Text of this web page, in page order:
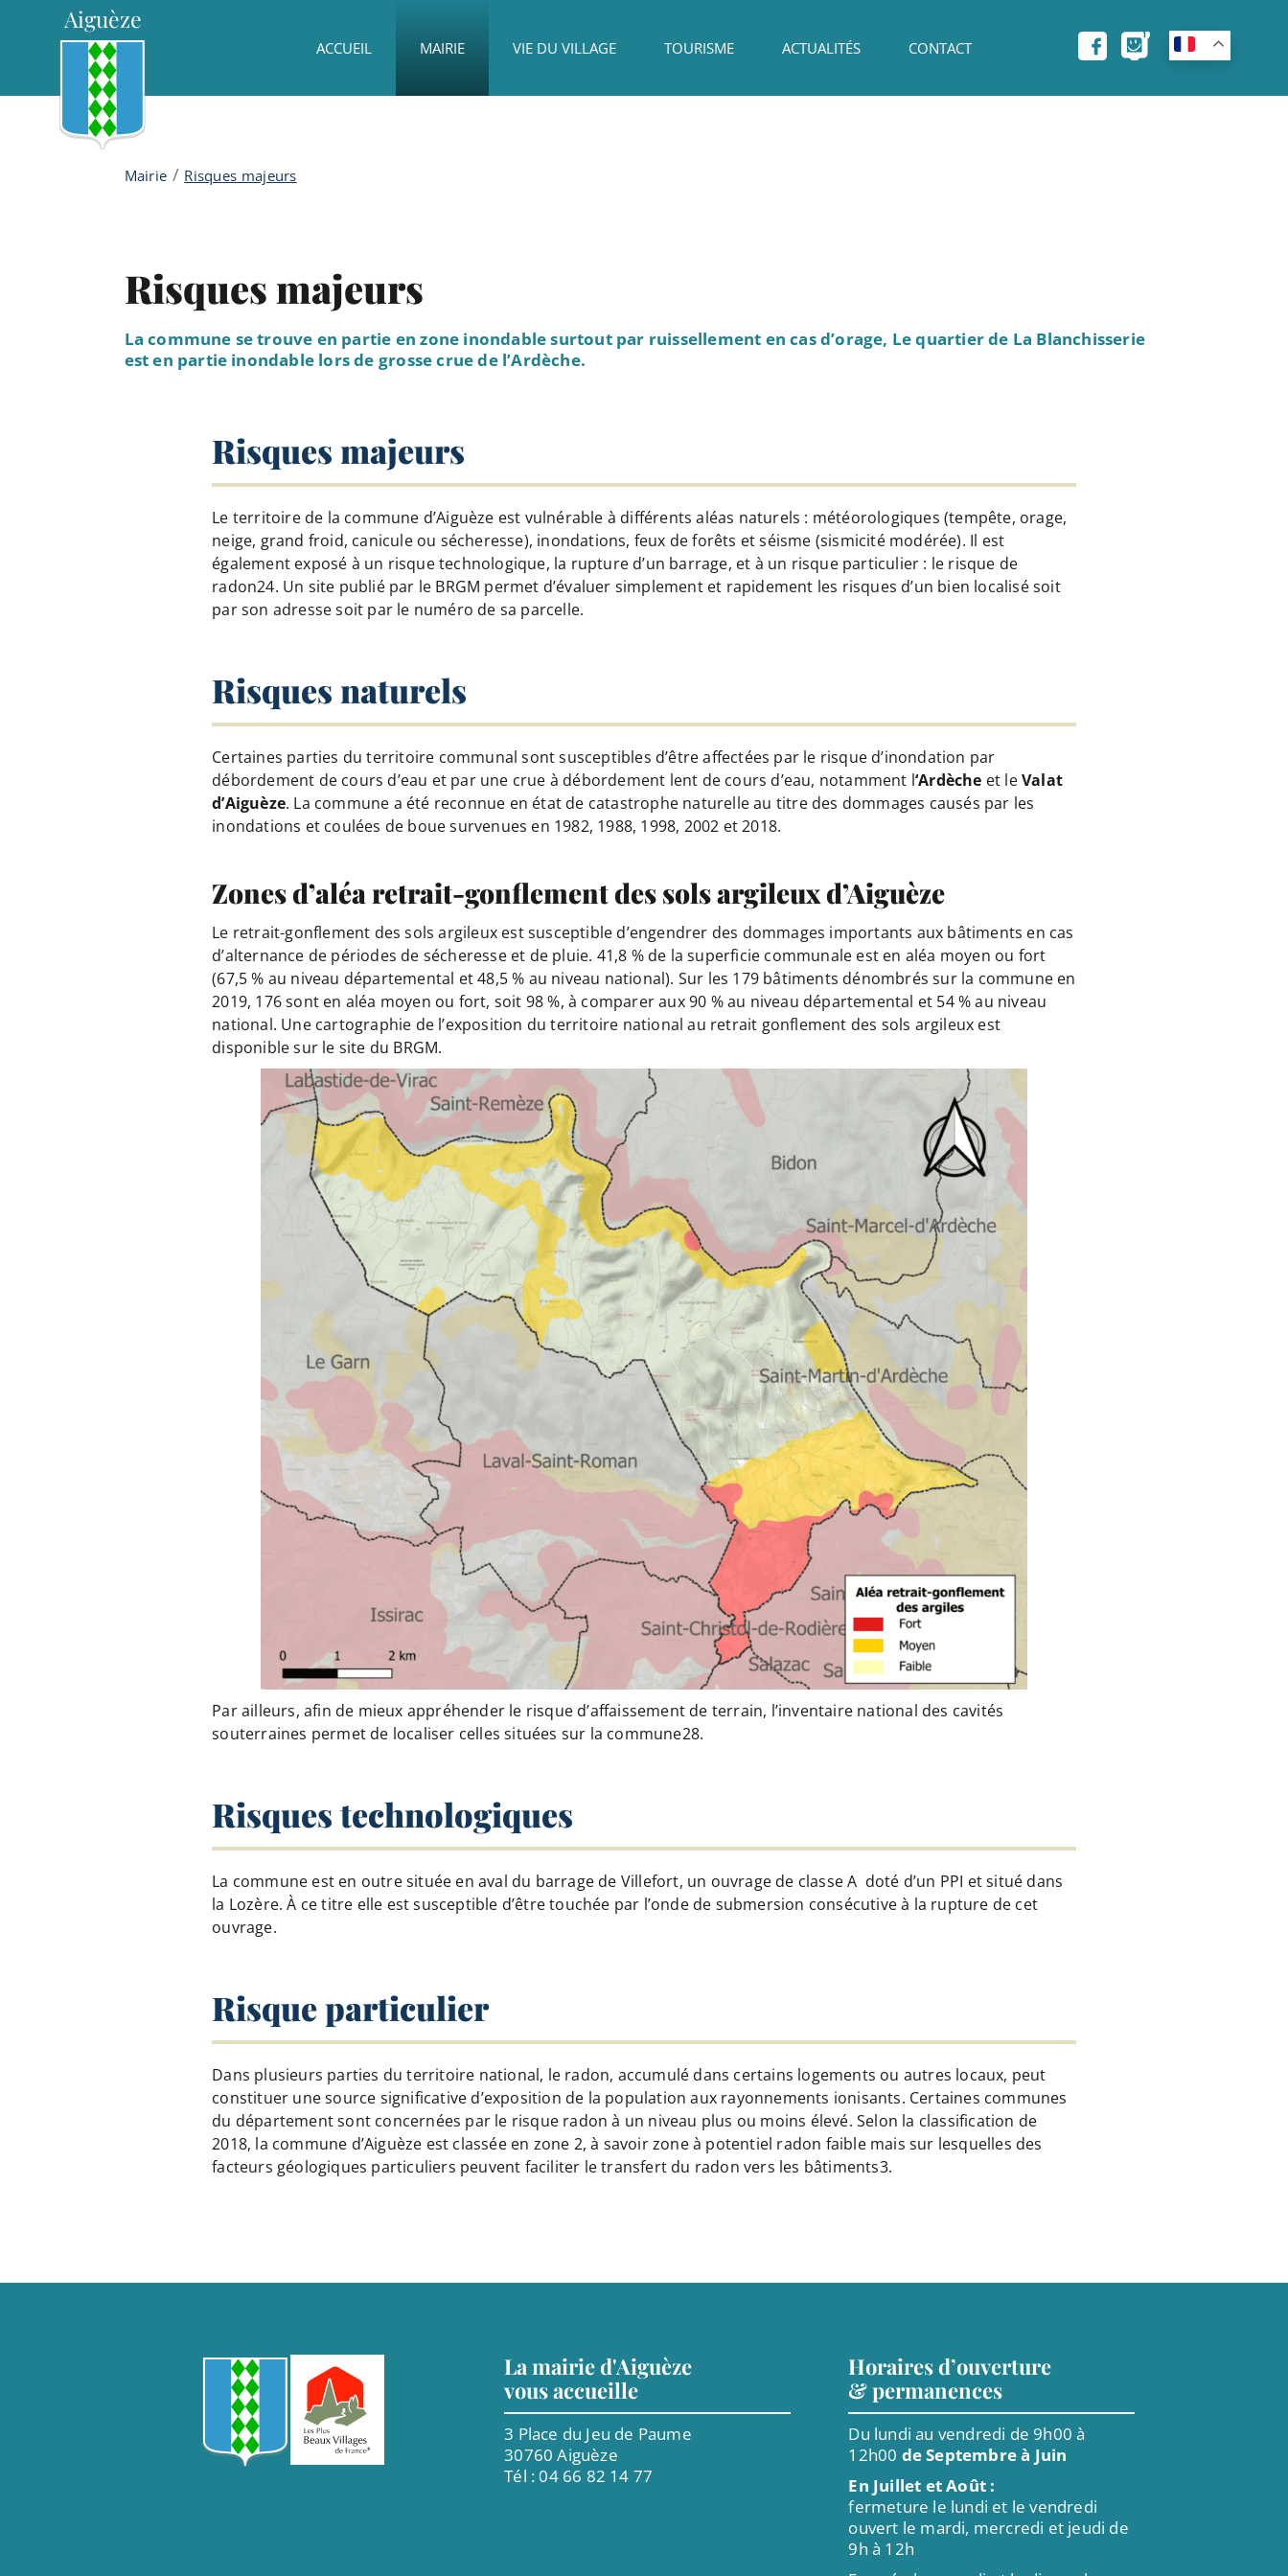
Panneau de gestion des cookies
Menu principalAiguèze
ACCUEIL MAIRIE VIE DU VILLAGE TOURISME ACTUALITÉS CONTACT
Mairie / Risques majeurs
Risques majeurs
La commune se trouve en partie en zone inondable surtout par ruissellement en cas d’orage, Le quartier de La Blanchisserie
est en partie inondable lors de grosse crue de l’Ardèche.
Risques majeurs
Le territoire de la commune d’Aiguèze est vulnérable à différents aléas naturels : météorologiques (tempête, orage,
neige, grand froid, canicule ou sécheresse), inondations, feux de forêts et séisme (sismicité modérée). Il est
également exposé à un risque technologique, la rupture d’un barrage, et à un risque particulier : le risque de
radon24. Un site publié par le BRGM permet d’évaluer simplement et rapidement les risques d’un bien localisé soit
par son adresse soit par le numéro de sa parcelle.
Risques naturels
Certaines parties du territoire communal sont susceptibles d’être affectées par le risque d’inondation par
débordement de cours d’eau et par une crue à débordement lent de cours d’eau, notamment l‘Ardèche et leValat
d’Aiguèze. La commune a été reconnue en état de catastrophe naturelle au titre des dommages causés par les
inondations et coulées de boue survenues en 1982, 1988, 1998, 2002 et 2018.
Zones d’aléa retrait-gonflement des sols argileux d’Aiguèze
Le retrait-gonflement des sols argileux est susceptible d’engendrer des dommages importants aux bâtiments en cas
d’alternance de périodes de sécheresse et de pluie. 41,8 % de la superficie communale est en aléa moyen ou fort
(67,5 % au niveau départemental et 48,5 % au niveau national). Sur les 179 bâtiments dénombrés sur la commune en
2019, 176 sont en aléa moyen ou fort, soit 98 %, à comparer aux 90 % au niveau départemental et 54 % au niveau
national. Une cartographie de l’exposition du territoire national au retrait gonflement des sols argileux est
disponible sur le site du BRGM.
Par ailleurs, afin de mieux appréhender le risque d’affaissement de terrain, l’inventaire national des cavités
souterraines permet de localiser celles situées sur la commune28.
Risques technologiques
La commune est en outre située en aval du barrage de Villefort, un ouvrage de classe A doté d’un PPI et situé dans
la Lozère. À ce titre elle est susceptible d’être touchée par l’onde de submersion consécutive à la rupture de cet
ouvrage.
Risque particulier
Dans plusieurs parties du territoire national, le radon, accumulé dans certains logements ou autres locaux, peut
constituer une source significative d’exposition de la population aux rayonnements ionisants. Certaines communes
du département sont concernées par le risque radon à un niveau plus ou moins élevé. Selon la classification de
2018, la commune d’Aiguèze est classée en zone 2, à savoir zone à potentiel radon faible mais sur lesquelles des
facteurs géologiques particuliers peuvent faciliter le transfert du radon vers les bâtiments3.
La mairie d'Aiguèze
vous accueille
3 Place du Jeu de Paume
30760 Aiguèze
Tél : 04 66 82 14 77
Horaires d’ouverture
& permanences
Du lundi au vendredi de 9h00 à
12h00 de Septembre à Juin
En Juillet et Août :
fermeture le lundi et le vendredi
ouvert le mardi, mercredi et jeudi de
9h à 12h